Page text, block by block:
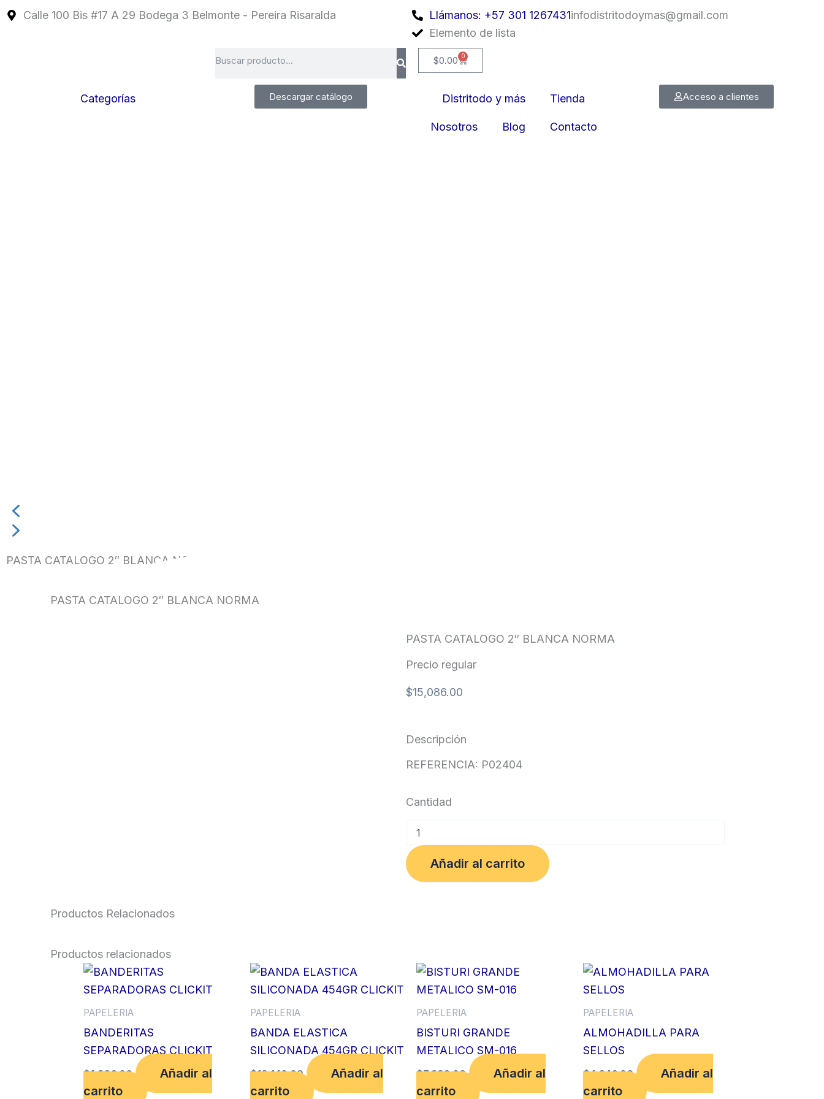
Calle 100 Bis #17 A 29 Bodega 3 Belmonte - Pereira Risaralda Llámanos: +57 301 1267431infodistritodoymas@gmail.com
Elemento de lista
$0.00 0
Cart
Categorías Descargar catálogo Distritodo y más Tienda
Nosotros Blog Contacto
Acceso a clientes
PASTA CATALOGO 2″ BLANCA NORMA
PASTA CATALOGO 2″ BLANCA NORMA
PASTA CATALOGO 2″ BLANCA NORMA
Precio regular
$15,086.00
Descripción
REFERENCIA: P02404
Cantidad
CATALOGO
2"
BLANCA
NORMA
Añadir al carrito
Productos Relacionados
Productos relacionados
PAPELERIA
BANDERITAS
SEPARADORAS CLICKIT
$1,366.00
Añadir al
carrito
PAPELERIA
BANDA ELASTICA
SILICONADA 454GR CLICKIT
$19,140.00
Añadir al
carrito
PAPELERIA
BISTURI GRANDE
METALICO SM-016
$7,392.00
Añadir al
carrito
PAPELERIA
ALMOHADILLA PARA
SELLOS
$4,646.00
Añadir al
carrito